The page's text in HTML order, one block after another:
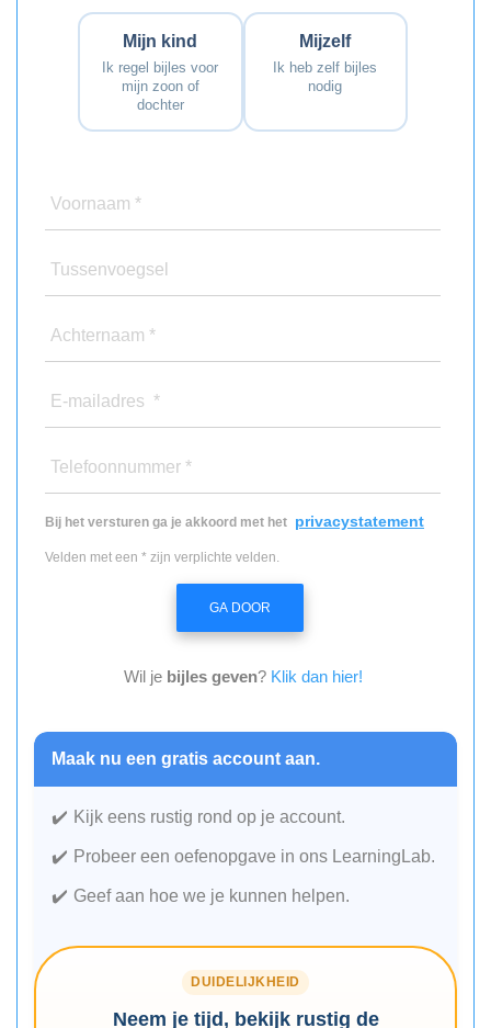
Mijn kind
Ik regel bijles voor
mijn zoon of
dochter
Mijzelf
Ik heb zelf bijles
nodig
Voornaam *
Tussenvoegsel
Achternaam *
E-mailadres *
Telefoonnummer *
Bij het versturen ga je akkoord met het privacystatement
Velden met een * zijn verplichte velden.
GA DOOR
Wil je bijles geven? Klik dan hier!
Maak nu een gratis account aan.
Kijk eens rustig rond op je account.
Probeer een oefenopgave in ons LearningLab.
Geef aan hoe we je kunnen helpen.
DUIDELIJKHEID
Neem je tijd, bekijk rustig de